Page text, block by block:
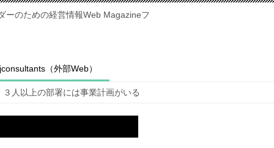
ーのための経営情報Web Magazineフ
（外部Web）
３人以上の部署には事業計画がいる